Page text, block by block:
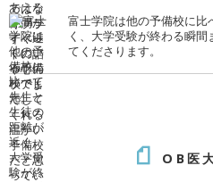
富士学院は他の予備校に比
く、大学受験が終わる瞬
てくださります。
OB医